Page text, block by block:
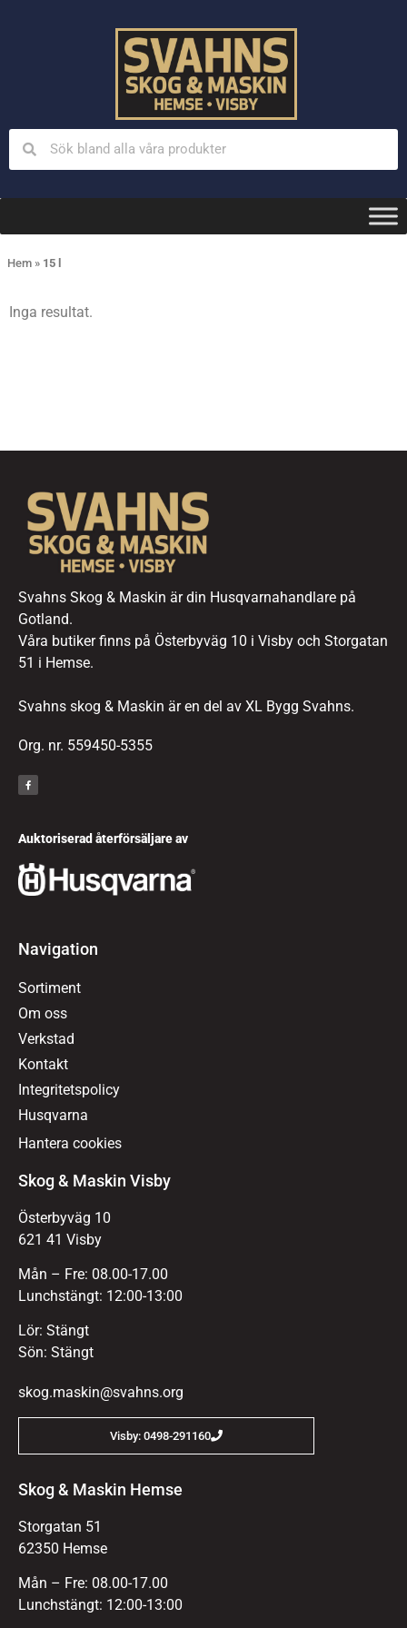
Hem » 15 l
Inga resultat.
Svahns Skog & Maskin är din Husqvarnahandlare på
Gotland.
Våra butiker finns på Österbyväg 10 i Visby och Storgatan
51 i Hemse.
Svahns skog & Maskin är en del av XL Bygg Svahns.
Org. nr. 559450-5355
Auktoriserad återförsäljare av
Navigation
Sortiment
Om oss
Verkstad
Kontakt
Integritetspolicy
Husqvarna
Hantera cookies
Skog & Maskin Visby
Österbyväg 10
621 41 Visby
Mån – Fre: 08.00-17.00
Lunchstängt: 12:00-13:00
Lör: Stängt
Sön: Stängt
skog.maskin@svahns.org
Visby: 0498-291160
Skog & Maskin Hemse
Storgatan 51
62350 Hemse
Mån – Fre: 08.00-17.00
Lunchstängt: 12:00-13:00